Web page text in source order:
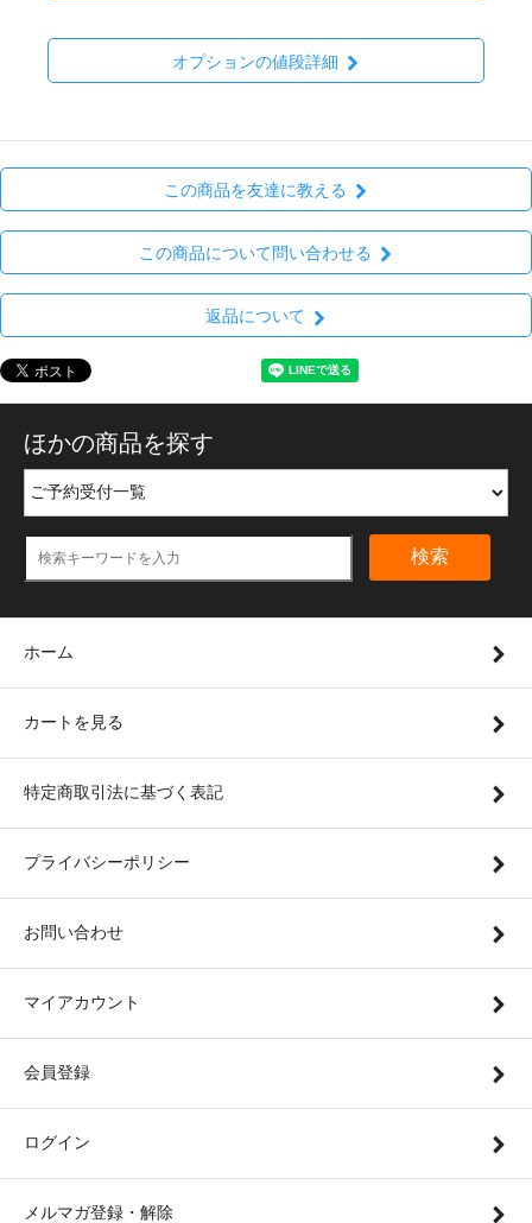
オプションの値段詳細
この商品を友達に教える
この商品について問い合わせる
返品について
ほかの商品を探す
検索
ホーム
カートを見る
特定商取引法に基づく表記
プライバシーポリシー
お問い合わせ
マイアカウント
会員登録
ログイン
メルマガ登録・解除